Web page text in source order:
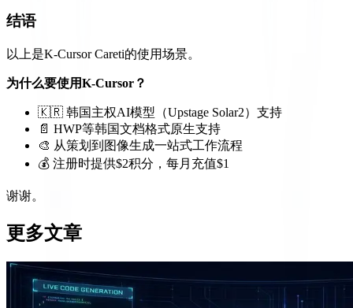
结语
以上是K-Cursor Careti的使用场景。
为什么要使用K-Cursor？
🇰🇷 韩国主权AI模型（Upstage Solar2）支持
📄 HWP等韩国文档格式原生支持
🎨 从策划到图像生成一站式工作流程
💰 注册时提供$2积分，每月充值$1
谢谢。
更多文章